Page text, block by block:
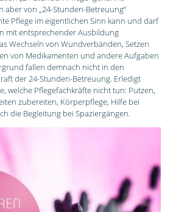
aber von „24-Stunden-Betreuung“
Pflege im eigentlichen Sinn kann und darf
mit entsprechender Ausbildung
Wechseln von Wundverbänden, Setzen
von Medikamenten und andere Aufgaben
fallen demnach nicht in den
der 24-Stunden-Betreuung. Erledigt
welche Pflegefachkräfte nicht tun: Putzen,
zubereiten, Körperpflege, Hilfe bei
die Begleitung bei Spaziergängen.